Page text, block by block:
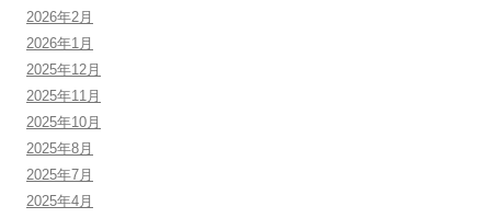
2026年2月
2026年1月
2025年12月
2025年11月
2025年10月
2025年8月
2025年7月
2025年4月